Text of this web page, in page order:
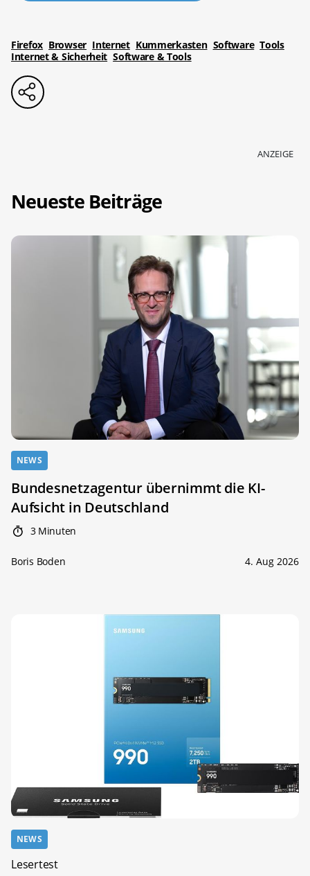
Firefox Browser Internet Kummerkasten Software Tools
Internet & Sicherheit Software & Tools
ANZEIGE
Neueste Beiträge
NEWS
Bundesnetzagentur übernimmt die KI-
Aufsicht in Deutschland
3 Minuten
Boris Boden 4. Aug 2026
NEWS
Lesertest